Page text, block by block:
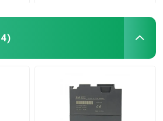
Din